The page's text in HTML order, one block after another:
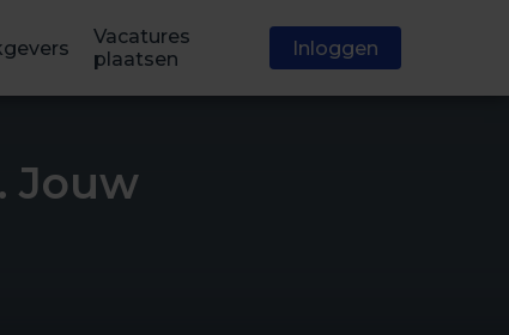
Vacatures
plaatsen
Inloggen
Jouw